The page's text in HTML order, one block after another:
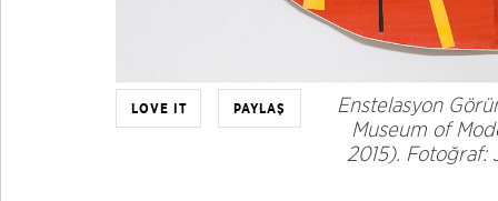
LOVE IT PAYLAŞ
Enstelasyon
Museum of
2015). Fotoğraf: